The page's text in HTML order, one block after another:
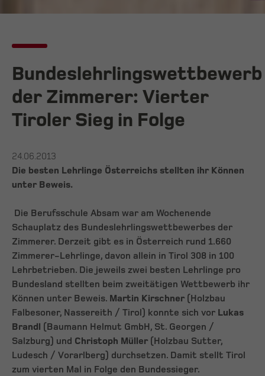
Bundeslehrlingswettbewerb
der Zimmerer: Vierter
Tiroler Sieg in Folge
24.06.2013
Die besten Lehrlinge Österreichs stellten ihr Können
unter Beweis.
Die Berufsschule Absam war am Wochenende
Schauplatz des Bundeslehrlingswettbewerbes der
Zimmerer. Derzeit gibt es in Österreich rund 1.660
Zimmerer-Lehrlinge, davon allein in Tirol 308 in 100
Lehrbetrieben. Die jeweils zwei besten Lehrlinge pro
Bundesland stellten beim zweitätigen Wettbewerb ihr
Können unter Beweis. Martin Kirschner (Holzbau
Falbesoner, Nassereith / Tirol) konnte sich vor Lukas
Brandl (Baumann Helmut GmbH, St. Georgen /
Salzburg) und Christoph Müller (Holzbau Sutter,
Ludesch / Vorarlberg) durchsetzen. Damit stellt Tirol
zum vierten Mal in Folge den Bundessieger.